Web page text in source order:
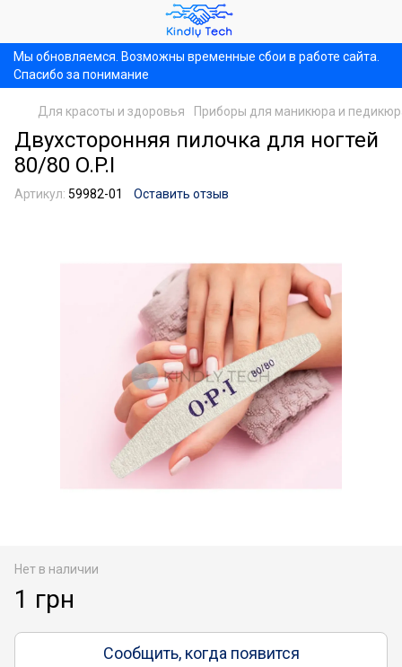
Мы обновляемся. Возможны временные сбои в работе сайта.
Спасибо за понимание
Для красоты и здоровья Приборы для маникюра и
Двухсторонняя пилочка для ногтей
80/80 O.P.I
Артикул: 59982-01 Оставить отзыв
Нет в наличии
1 грн
Сообщить, когда появится